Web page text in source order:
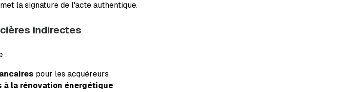
la signature de l'acte authentique.
indirectes
:
pour les acquéreurs
à la rénovation énergétique